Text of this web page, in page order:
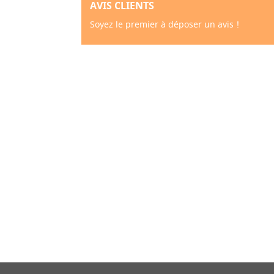
AVIS CLIENTS
Soyez le premier à déposer un avis !